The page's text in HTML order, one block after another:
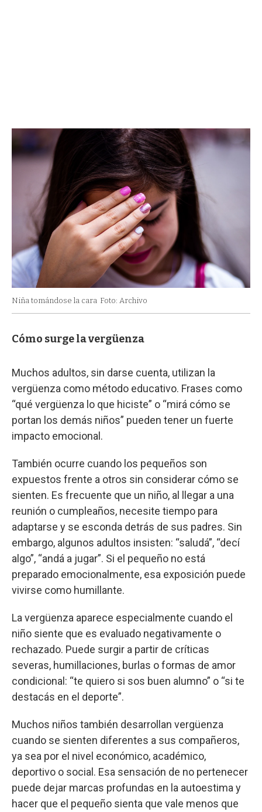
Niña tomándose la cara Foto: Archivo
Cómo surge la vergüenza
Muchos adultos, sin darse cuenta, utilizan la
vergüenza como método educativo. Frases como
“qué vergüenza lo que hiciste” o “mirá cómo se
portan los demás niños” pueden tener un fuerte
impacto emocional.
También ocurre cuando los pequeños son
expuestos frente a otros sin considerar cómo se
sienten. Es frecuente que un niño, al llegar a una
reunión o cumpleaños, necesite tiempo para
adaptarse y se esconda detrás de sus padres. Sin
embargo, algunos adultos insisten: “saludá”, “decí
algo”, “andá a jugar”. Si el pequeño no está
preparado emocionalmente, esa exposición puede
vivirse como humillante.
La vergüenza aparece especialmente cuando el
niño siente que es evaluado negativamente o
rechazado. Puede surgir a partir de críticas
severas, humillaciones, burlas o formas de amor
condicional: “te quiero si sos buen alumno” o “si te
destacás en el deporte”.
Muchos niños también desarrollan vergüenza
cuando se sienten diferentes a sus compañeros,
ya sea por el nivel económico, académico,
deportivo o social. Esa sensación de no pertenecer
puede dejar marcas profundas en la autoestima y
hacer que el pequeño sienta que vale menos que